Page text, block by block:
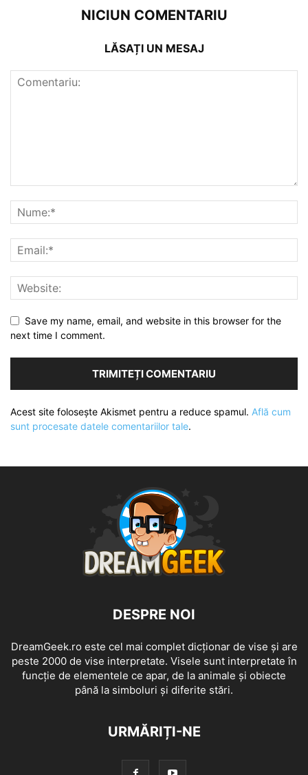
NICIUN COMENTARIU
LĂSAȚI UN MESAJ
Save my name, email, and website in this browser for the
next time I comment.
Acest site folosește Akismet pentru a reduce spamul. Află cum
sunt procesate datele comentariilor tale.
DESPRE NOI
DreamGeek.ro este cel mai complet dicționar de vise și are
peste 2000 de vise interpretate. Visele sunt interpretate în
funcție de elementele ce apar, de la animale și obiecte
până la simboluri și diferite stări.
URMĂRIȚI-NE